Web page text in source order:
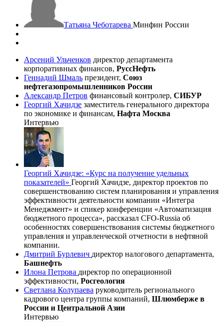
Татьяна Чеботарева Минфин России
Арсений Ульченков директор департамента
корпоративных финансов, РуссНефть
Геннадий Шмаль президент, Союз
нефтегазопромышленников России
Александр Петров финансовый контролер, СИБУР
Георгий Хачидзе заместитель генерального директора
по экономике и финансам, Нафта Москва
Интервью
Георгий Хачидзе: «Курс на получение удельных
показателей» Георгий Хачидзе, директор проектов по
совершенствованию систем планирования и управления
эффективности деятельности компании «Интегра
Менеджмент» и спикер конференции «Автоматизация
бюджетного процесса», рассказал CFO-Russia об
особенностях совершенствования системы бюджетного
управления и управленческой отчетности в нефтяной
компании.
Дмитрий Бурлевич директор налогового департамента,
Башнефть
Илона Петрова директор по операционной
эффективности, Росгеология
Светлана Колупаева руководитель регионального
кадрового центра группы компаний, Шлюмберже в
России и Центральной Азии
Интервью